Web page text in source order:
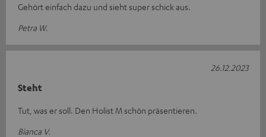
Gehört einfach dazu und sieht super schick aus.
Petra W.
Steht
Tut, was er soll. Den Holist M schön präsentieren.
Bianca V.
26.12.2023